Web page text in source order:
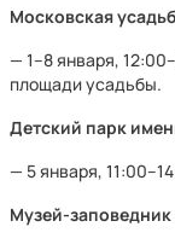
Московская
— 1–8 января,
площади усадьбы.
Детский парк
— 5 января,
Музей-